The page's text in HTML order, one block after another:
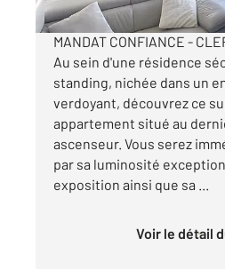
MANDAT CONFIANCE -
Au sein d'une résidence
standing, nichée dans un
verdoyant, découvrez ce
appartement situé au
ascenseur. Vous serez
par sa luminosité
exposition ainsi que sa ...
Voir le détail